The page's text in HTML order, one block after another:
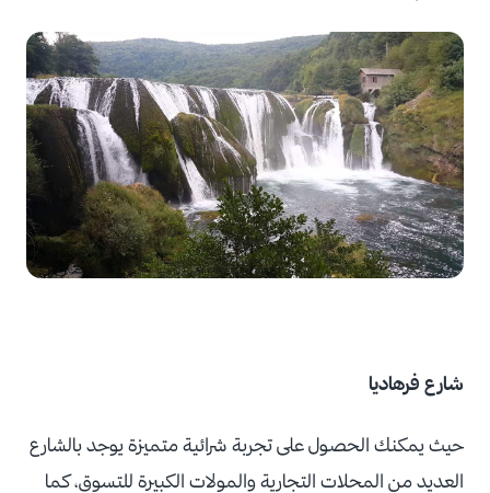
شارع فرهاديا
حيث يمكنك الحصول على تجربة شرائية متميزة يوجد بالشارع
العديد من المحلات التجارية والمولات الكبيرة للتسوق، كما